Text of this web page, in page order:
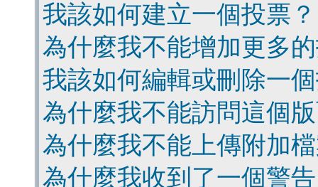
我該如何建立一個投票？
為什麼我不能增加更多
我該如何編輯或刪除一
為什麼我不能訪問這個
為什麼我不能上傳附加
為什麼我收到了一個警